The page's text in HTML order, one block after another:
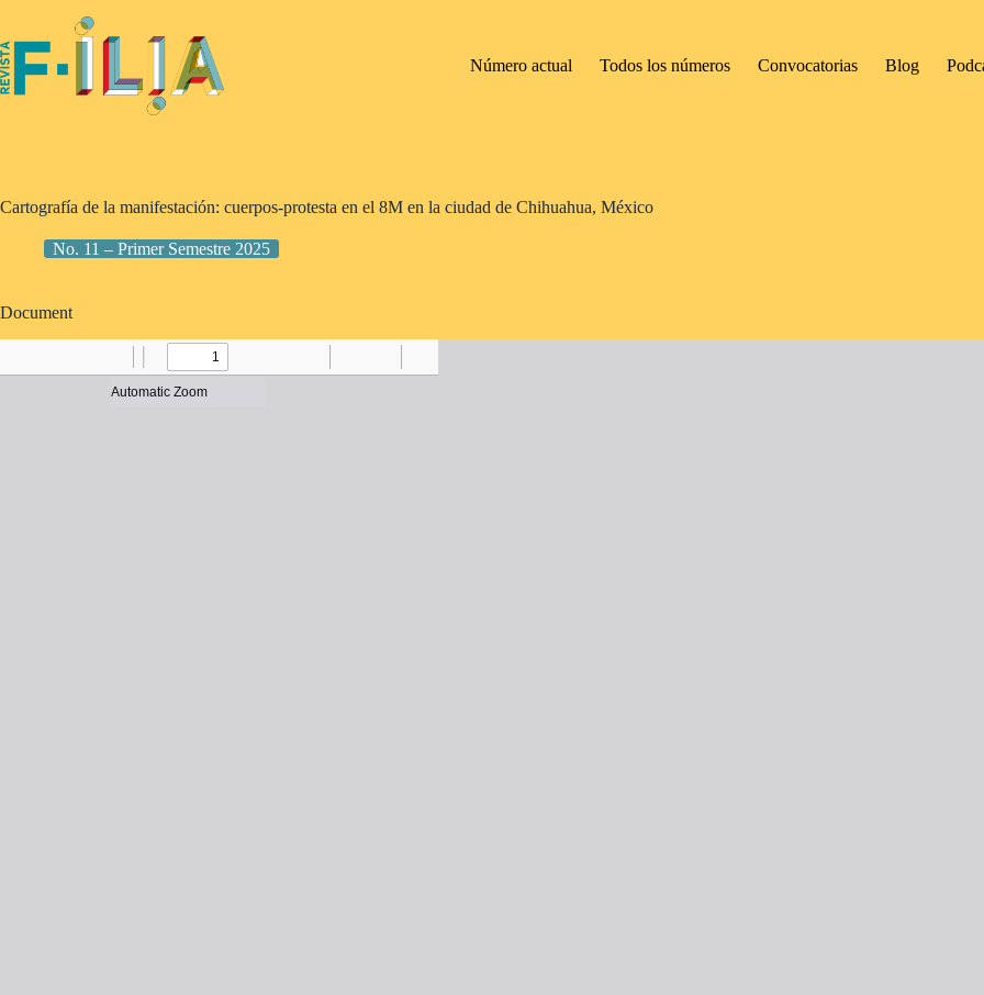
contenido
Número actual
Todos los números Convocatorias Blog
Cartografía de la manifestación: cuerpos-protesta en el 8M en la ciudad de Chihuahua, México
No. 11 – Primer Semestre 2025
Document